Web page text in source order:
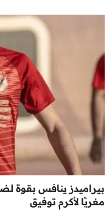
بيراميدز ينافس بقوة
مغريًا لأكرم توفيق